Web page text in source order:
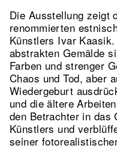
Die Ausstellung zeigt
renommierten
Künstlers Ivar
abstrakten Gemälde
Farben und strenger
Chaos und Tod, aber
Wiedergeburt
und die ältere
den Betrachter in das
Künstlers und
seiner